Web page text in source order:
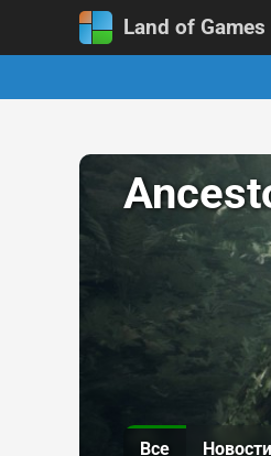
Land of Games
Все Новости